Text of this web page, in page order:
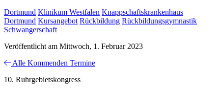
Dortmund Klinikum Westfalen Knappschaftskrankenhaus
Dortmund Kursangebot Rückbildung Rückbildungsgymnastik
Schwangerschaft
Veröffentlicht am Mittwoch, 1. Februar 2023
Alle Kommenden Termine
10. Ruhrgebietskongress